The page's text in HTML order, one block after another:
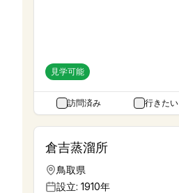
見学可能
訪問済み 行きたい
倉吉蒸溜所
鳥取県
設立: 1910年